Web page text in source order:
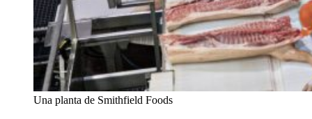
Una planta de Smithfield Foods